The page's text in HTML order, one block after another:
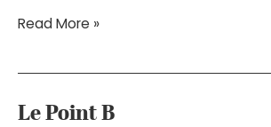
Chasse
Read More »
Le Point B